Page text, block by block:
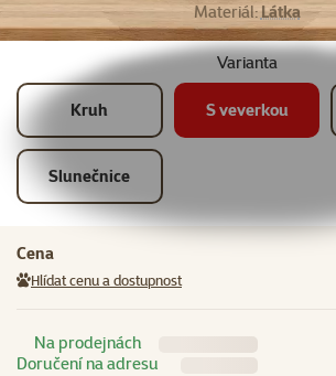
Materiál:Látka
Varianta
Kruh S veverkou
Slunečnice
Cena
Hlídat cenu a dostupnost
Na prodejnách
Doručení na adresu